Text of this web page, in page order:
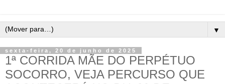
▼
sexta-feira, 20 de junho de 2025
1ª CORRIDA MÃE DO PERPÉTUO
SOCORRO, VEJA PERCURSO QUE